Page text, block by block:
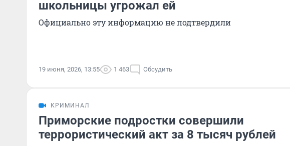
школьницы угрожал ей
Официально эту информацию не подтвердили
19 июня, 2026, 13:55 1 463 Обсудить
КРИМИНАЛ
Приморские подростки совершили
террористический акт за 8 тысяч рублей